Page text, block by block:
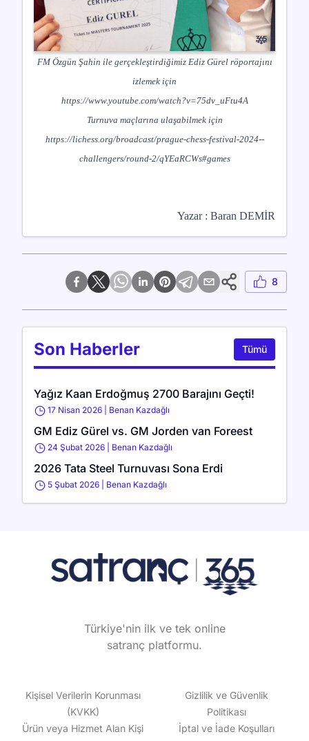
FM Özgün Şahin ile gerçekleştirdiğimiz Ediz Gürel röportajını
izlemek için
https://www.youtube.com/watch?v=75dv_uFtu4A
Turnuva maçlarına ulaşabilmek için
https://lichess.org/broadcast/prague-chess-festival-2024--
challengers/round-2/qYEaRCWs#games
Yazar : Baran DEMİR
8
Son Haberler Tümü
Yağız Kaan Erdoğmuş 2700 Barajını Geçti!
17 Nisan 2026 Benan Kazdağlı
GM Ediz Gürel vs. GM Jorden van Foreest
24 Şubat 2026 Benan Kazdağlı
2026 Tata Steel Turnuvası Sona Erdi
5 Şubat 2026 Benan Kazdağlı
Türkiye'nin ilk ve tek online
satranç platformu.
Kişisel Verilerin Korunması
(KVKK)
Gizlilik ve Güvenlik
Politikası
Ürün veya Hizmet Alan Kişi
İptal ve İade Koşulları